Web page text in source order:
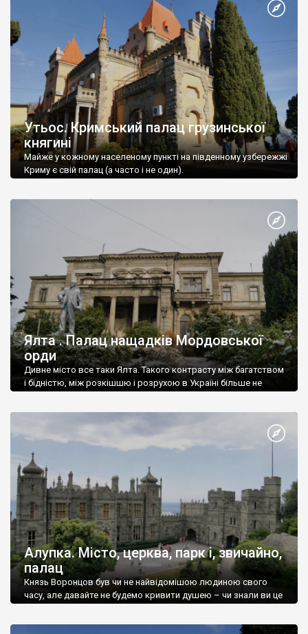
Утьос. Кримський палац грузинської
княгині
Майже у кожному населеному пункті на південному узбережжі
Криму є свій палац (а часто і не один).
Ялта . Палац нащадків Мордовської
орди
Дивне місто все таки Ялта. Такого контрасту між багатством
і бідністю, між розкішшю і розрухою в Україні більше не
Алупка. Місто, церква, парк і, звичайно,
палац
Князь Воронцов був чи не найвідомішою людиною свого
часу, але давайте не будемо кривити душею – чи знали ви це